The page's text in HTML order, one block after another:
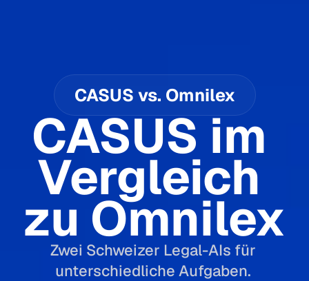
CASUS vs. Omnilex
CASUS im
Vergleich
zu Omnilex
Zwei Schweizer Legal-AIs für
unterschiedliche Aufgaben.